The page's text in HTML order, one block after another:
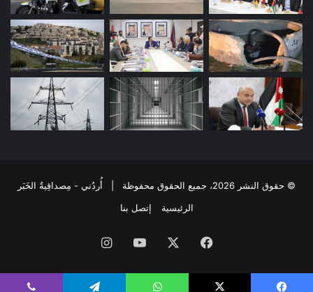
© حقوق النشر 2026، جميع الحقوق محفوظة | أُردُني - مِصداقِيةُ الخَبَر
الرئيسية
إتصل بنا
فيسبوك ‫YouTube